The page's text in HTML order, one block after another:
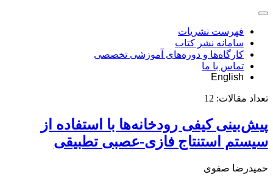
فهرست نشریات
سامانه نشر کتاب
کارگاه‌ها و دوره‌های آموزشی تخصصی
تماس با ما
English
تعداد مقالات: 12
پیش‌بینی کیفی رودخانه‌ها با استفاده از
سیستم استنتاج فازی-عصبی تطبیقی
حمیدرضا صفوی